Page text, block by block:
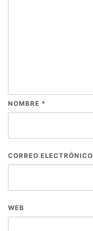
NOMBRE *
CORREO ELECTRÓNICO
WEB